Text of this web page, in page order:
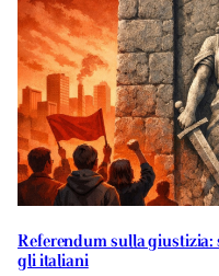
Referendum sulla giustizia:
gli italiani